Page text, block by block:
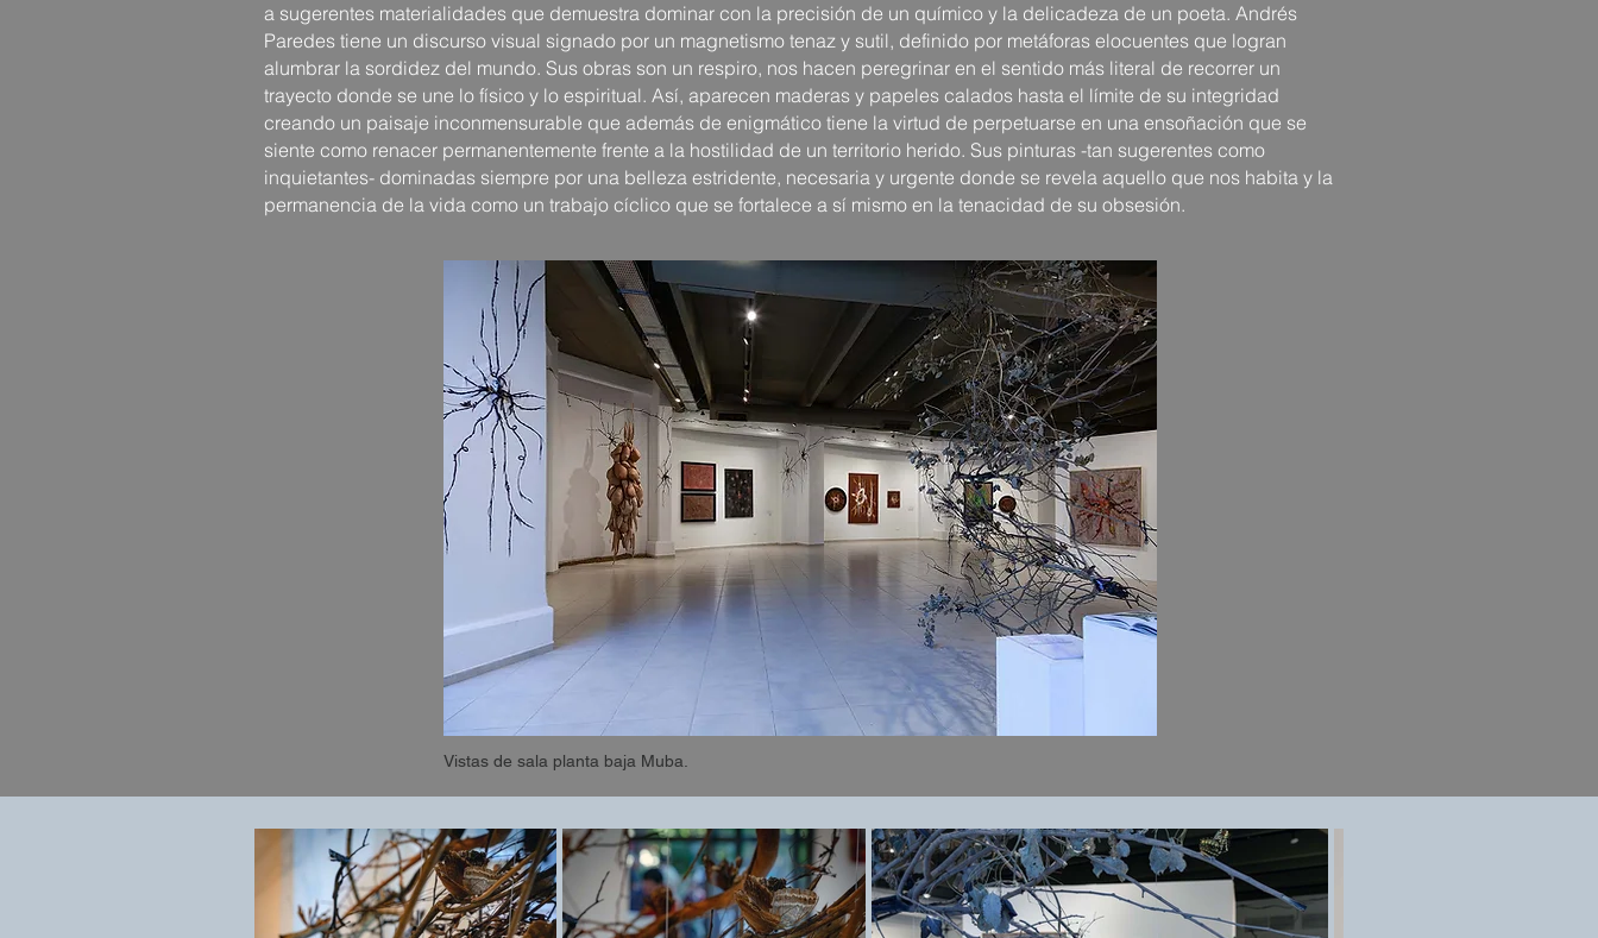
a sugerentes materialidades que demuestra dominar con la precisión de un químico y la delicadeza de un poeta. Andrés
Paredes tiene un discurso visual signado por un magnetismo tenaz y sutil, definido por metáforas elocuentes que logran
alumbrar la sordidez del mundo. Sus obras son un respiro, nos hacen peregrinar en el sentido más literal de recorrer un
trayecto donde se une lo físico y lo espiritual. Así, aparecen maderas y papeles calados hasta el límite de su integridad
creando un paisaje inconmensurable que además de enigmático tiene la virtud de perpetuarse en una ensoñación que se
siente como renacer permanentemente frente a la hostilidad de un territorio herido. Sus pinturas -tan sugerentes como
inquietantes- dominadas siempre por una belleza estridente, necesaria y urgente donde se revela aquello que nos habita y la
permanencia de la vida como un trabajo cíclico que se fortalece a sí mismo en la tenacidad de su obsesión.
Vistas de sala planta baja Muba.